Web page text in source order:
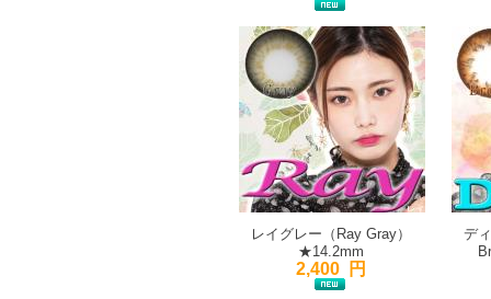
レイグレー（Ray Gray）
★14.2mm
2,400 円
デ